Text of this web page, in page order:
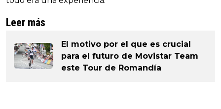
Leer más
El motivo por el que es crucial
para el futuro de Movistar Team
este Tour de Romandía